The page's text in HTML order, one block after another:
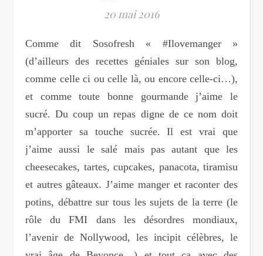
20 mai 2016
Comme dit Sosofresh « #Ilovemanger »
(d’ailleurs des recettes géniales sur son blog,
comme celle ci ou celle là, ou encore celle-ci…),
et comme toute bonne gourmande j’aime le
sucré. Du coup un repas digne de ce nom doit
m’apporter sa touche sucrée. Il est vrai que
j’aime aussi le salé mais pas autant que les
cheesecakes, tartes, cupcakes, panacota, tiramisu
et autres gâteaux. J’aime manger et raconter des
potins, débattre sur tous les sujets de la terre (le
rôle du FMI dans les désordres mondiaux,
l’avenir de Nollywood, les incipit célèbres, le